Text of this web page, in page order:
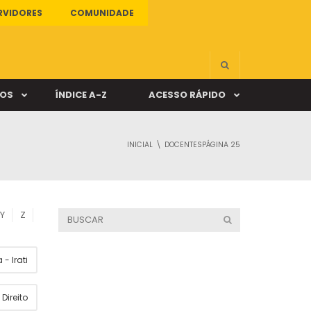
COMUNIDADE
ÍNDICE A-Z ACESSO RÁPIDO
INICIAL DOCENTESPÁGINA 25
Y Z
- Irati
Direito